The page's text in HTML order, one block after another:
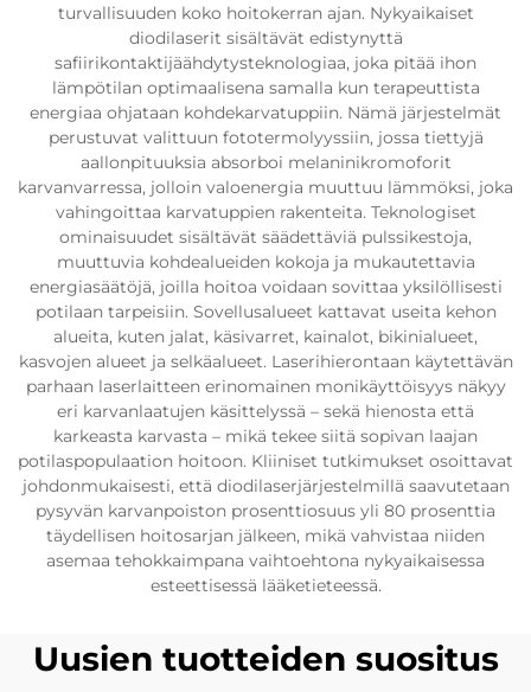
turvallisuuden koko hoitokerran ajan. Nykyaikaiset
diodilaserit sisältävät edistynyttä
safiirikontaktijäähdytysteknologiaa, joka pitää ihon
lämpötilan optimaalisena samalla kun terapeuttista
energiaa ohjataan kohdekarvatuppiin. Nämä järjestelmät
perustuvat valittuun fototermolyyssiin, jossa tiettyjä
aallonpituuksia absorboi melaninikromoforit
karvanvarressa, jolloin valoenergia muuttuu lämmöksi, joka
vahingoittaa karvatuppien rakenteita. Teknologiset
ominaisuudet sisältävät säädettäviä pulssikestoja,
muuttuvia kohdealueiden kokoja ja mukautettavia
energiasäätöjä, joilla hoitoa voidaan sovittaa yksilöllisesti
potilaan tarpeisiin. Sovellusalueet kattavat useita kehon
alueita, kuten jalat, käsivarret, kainalot, bikinialueet,
kasvojen alueet ja selkäalueet. Laserihierontaan käytettävän
parhaan laserlaitteen erinomainen monikäyttöisyys näkyy
eri karvanlaatujen käsittelyssä – sekä hienosta että
karkeasta karvasta – mikä tekee siitä sopivan laajan
potilaspopulaation hoitoon. Kliiniset tutkimukset osoittavat
johdonmukaisesti, että diodilaserjärjestelmillä saavutetaan
pysyvän karvanpoiston prosenttiosuus yli 80 prosenttia
täydellisen hoitosarjan jälkeen, mikä vahvistaa niiden
asemaa tehokkaimpana vaihtoehtona nykyaikaisessa
esteettisessä lääketieteessä.
Uusien tuotteiden suositus